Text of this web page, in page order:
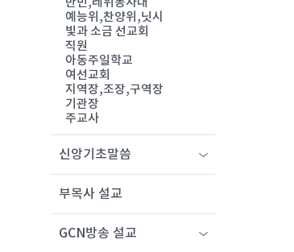
만민,레위봉사대
예능위,찬양위,닛시
빛과 소금 선교회
직원
아동주일학교
여선교회
지역장,조장,구역장
기관장
주교사
신앙기초말씀
부목사 설교
GCN방송 설교